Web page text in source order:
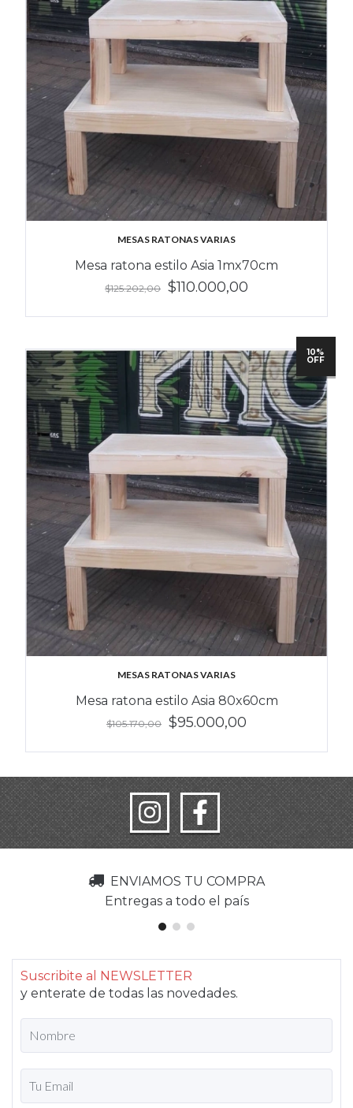
MESAS RATONAS VARIAS
Mesa ratona estilo Asia 1mx70cm
$125.202,00 $110.000,00
10%
OFF
MESAS RATONAS VARIAS
Mesa ratona estilo Asia 80x60cm
$105.170,00 $95.000,00
ENVIAMOS TU COMPRA
Entregas a todo el país
Suscribite al NEWSLETTER
y enterate de todas las novedades.